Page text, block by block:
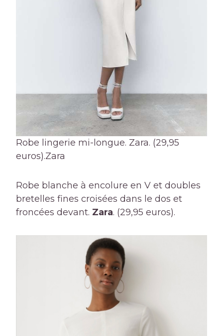
Robe lingerie mi-longue. Zara. (29,95
euros).Zara
Robe blanche à encolure en V et doubles
bretelles fines croisées dans le dos et
froncées devant. Zara. (29,95 euros).